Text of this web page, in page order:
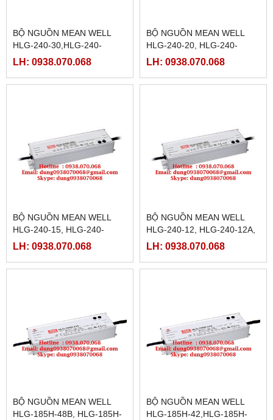
BỘ NGUỒN MEAN WELL
HLG-240-30,HLG-240-
30A,HLG-240-30B,HLG-240-
LH: 0938.070.068
BỘ NGUỒN MEAN WELL
HLG-240-20, HLG-240-
20A,HLG-240-20B,HLG-240-
LH: 0938.070.068
BỘ NGUỒN MEAN WELL
HLG-240-15, HLG-240-
15A,HLG-240-15B,HLG-240-
LH: 0938.070.068
BỘ NGUỒN MEAN WELL
HLG-240-12, HLG-240-12A,
HLG-240-12B, HLG-240-
LH: 0938.070.068
BỘ NGUỒN MEAN WELL
HLG-185H-48B, HLG-185H-
BỘ NGUỒN MEAN WELL
HLG-185H-42,HLG-185H-